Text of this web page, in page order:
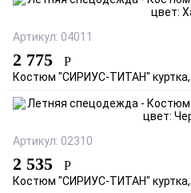
Артикул: 04011
2 775 Р
Костюм "СИРИУС-ТИТАН" куртка,
Артикул: 02310
2 535 Р
Костюм "СИРИУС-ТИТАН"